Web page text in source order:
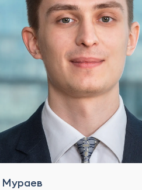
Мураев